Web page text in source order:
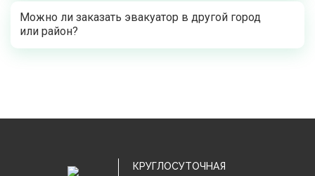
Можно ли заказать эвакуатор в другой город
или район?
КРУГЛОСУТОЧНАЯ